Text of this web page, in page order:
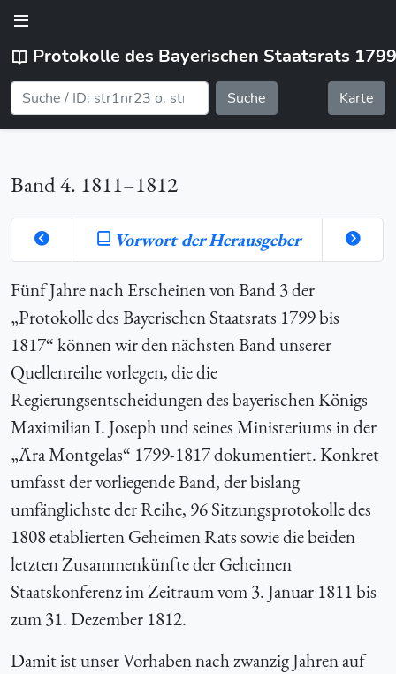
Protokolle des Bayerischen Staatsrats
Suche Karte
Band 4. 1811–1812
Vorwort der Herausgeber
Fünf Jahre nach Erscheinen von Band 3 der
„Protokolle des Bayerischen Staatsrats 1799 bis
1817“ können wir den nächsten Band unserer
Quellenreihe vorlegen, die die
Regierungsentscheidungen des bayerischen Königs
Maximilian I. Joseph und seines Ministeriums in der
„Ära Montgelas“ 1799-1817 dokumentiert. Konkret
umfasst der vorliegende Band, der bislang
umfänglichste der Reihe, 96 Sitzungsprotokolle des
1808 etablierten Geheimen Rats sowie die beiden
letzten Zusammenkünfte der Geheimen
Staatskonferenz im Zeitraum vom 3. Januar 1811 bis
zum 31. Dezember 1812.
Damit ist unser Vorhaben nach zwanzig Jahren auf